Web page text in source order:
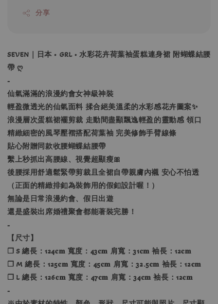
分享
SEVEN｜日本 • GRL • 水彩花卉荷葉袖蛋糕連身裙 附蝴蝶結腰
帶 ღ
-
仙氣滿滿的浪漫約會女神級神裝
輕盈微透光的仙氣面料 揉合絕美溫柔的水彩感花卉圖案✨
浪漫層次蛋糕裙襬剪裁 走動間盡顯飄逸輕盈的靈動感 領口
精緻細密的風琴壓褶搭配荷葉袖 完美修飾手臂線條
貼心附贈同款收腰蝴蝶結腰帶
繫上秒抓出高腰線、視覺超顯瘦🎀
後腰採用舒適鬆緊帶剪裁且全裙自帶親膚內襯 安心不怕透
（正面的精緻排釦為裝飾用的假釦設計喔！）
無論是日常浪漫約會、假日出遊
還是盛裝出席婚禮聚會都能著裝完勝！
-
【尺寸】
❐ S 總長：124𝐜𝐦 寬度：43𝐜𝐦 肩寬：31𝐜𝐦 袖長：12𝐜𝐦
❐ M 總長：125𝐜𝐦 寬度：45𝐜𝐦 肩寬：32.5𝐜𝐦 袖長：12𝐜𝐦
❐ L 總長：126𝐜𝐦 寬度：47𝐜𝐦 肩寬：34𝐜𝐦 袖長：12𝐜𝐦
-